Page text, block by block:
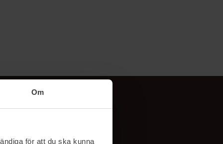
Om
för att du ska kunna
SEURAA MEITÄ